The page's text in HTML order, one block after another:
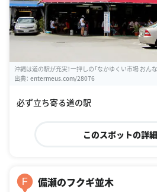
沖縄は道の駅が充実！一押しの「なかゆくい市場 おん
出典： entermeus.com/28076
必ず立ち寄る道の駅
このスポットの詳
F 備瀬のフクギ並木